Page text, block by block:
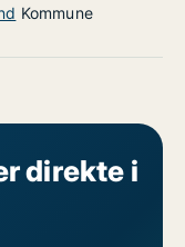
Kommune
direkte i